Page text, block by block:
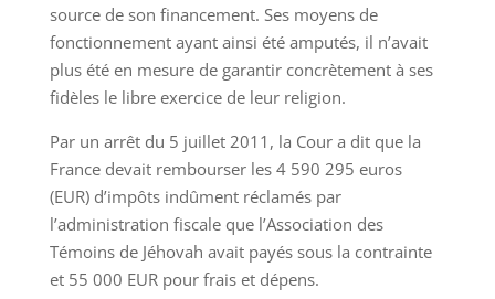
source de son financement. Ses moyens de
fonctionnement ayant ainsi été amputés, il n’avait
plus été en mesure de garantir concrètement à ses
fidèles le libre exercice de leur religion.
Par un arrêt du 5 juillet 2011, la Cour a dit que la
France devait rembourser les 4 590 295 euros
(EUR) d’impôts indûment réclamés par
l’administration fiscale que l’Association des
Témoins de Jéhovah avait payés sous la contrainte
et 55 000 EUR pour frais et dépens.